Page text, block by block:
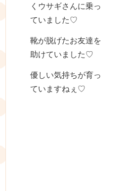
くウサギさんに乗っ
ていました♡
靴が脱げたお友達を
助けていました♡
優しい気持ちが育っ
ていますねぇ♡